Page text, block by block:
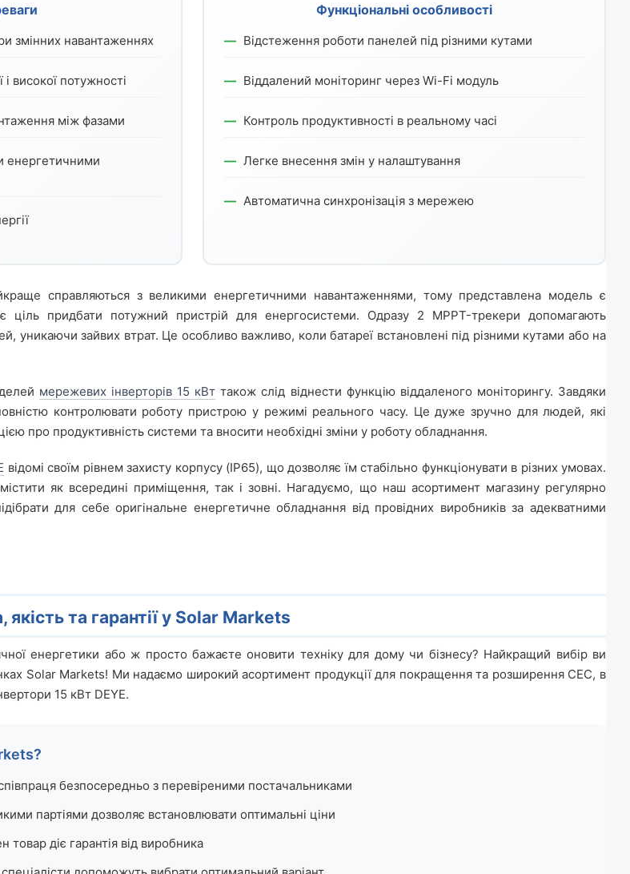
змінних навантаженнях
високої потужності
між фазами
енергетичними
Функціональні особливості
Відстеження роботи панелей під різними кутами
Віддалений моніторинг через Wi-Fi модуль
Контроль продуктивності в реальному часі
Легке внесення змін у налаштування
Автоматична синхронізація з мережею
справляються з великими енергетичними навантаженнями, тому представлена модель є
придбати потужний пристрій для енергосистеми. Одразу 2 MPPT-трекери допомагають
уникаючи зайвих втрат. Це особливо важливо, коли батареї встановлені під різними кутами або на
мережевих інверторів 15 кВт також слід віднести функцію віддаленого моніторингу. Завдяки
контролювати роботу пристрою у режимі реального часу. Це дуже зручно для людей, які
про продуктивність системи та вносити необхідні зміни у роботу обладнання.
відомі своїм рівнем захисту корпусу (IP65), що дозволяє їм стабільно функціонувати в різних умовах.
як всередині приміщення, так і зовні. Нагадуємо, що наш асортимент магазину регулярно
для себе оригінальне енергетичне обладнання від провідних виробників за адекватними
якість та гарантії у Solar Markets
енергетики або ж просто бажаєте оновити техніку для дому чи бізнесу? Найкращий вибір ви
Solar Markets! Ми надаємо широкий асортимент продукції для покращення та розширення СЕС, в
15 кВт DEYE.
безпосередньо з перевіреними постачальниками
партіями дозволяє встановлювати оптимальні ціни
товар діє гарантія від виробника